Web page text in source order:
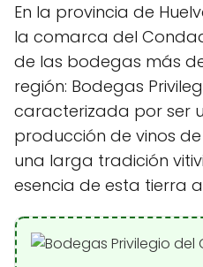
En la provincia de
la comarca del
de las bodegas más
región: Bodegas
caracterizada por ser
producción de vinos
una larga tradición
esencia de esta tierra